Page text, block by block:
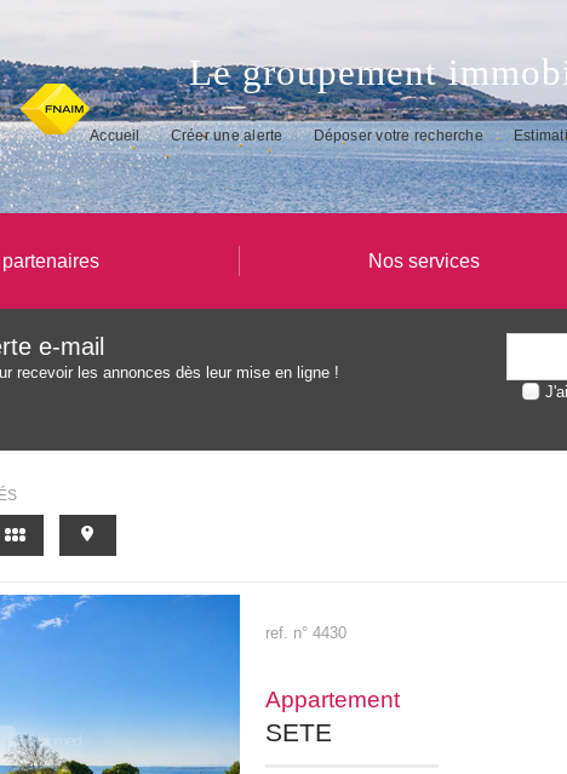
Le groupement
Accueil Créer une alerte Déposer votre recherche
Nos services
e-mail
recevoir les annonces dès leur mise en ligne !
ref. n° 4430
Appartement
SETE